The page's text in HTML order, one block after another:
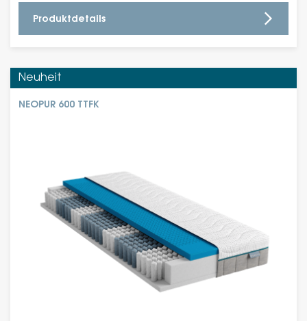
Produktdetails
Neuheit
NEOPUR 600 TTFK